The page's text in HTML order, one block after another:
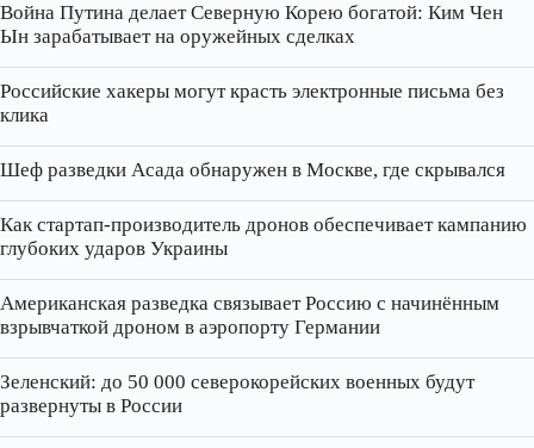
Война Путина делает Северную Корею богатой: Ким Чен
Ын зарабатывает на оружейных сделках
Российские хакеры могут красть электронные письма без
клика
Шеф разведки Асада обнаружен в Москве, где скрывался
Как стартап‑производитель дронов обеспечивает кампанию
глубоких ударов Украины
Американская разведка связывает Россию с начинённым
взрывчаткой дроном в аэропорту Германии
Зеленский: до 50 000 северокорейских военных будут
развернуты в России